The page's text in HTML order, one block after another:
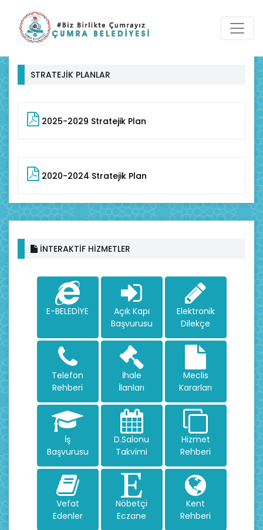
STRATEJİK PLANLAR
2025-2029 Stratejik Plan
2020-2024 Stratejik Plan
İNTERAKTİF HİZMETLER
E-BELEDİYE
Açık Kapı
Başvurusu
Elektronik
Dilekçe
Telefon
Rehberi
İhale
İlanları
Meclis
Kararları
İş
Başvurusu
D.Salonu
Takvimi
Hizmet
Rehberi
Vefat
Edenler
Nöbetçi
Eczane
Kent
Rehberi